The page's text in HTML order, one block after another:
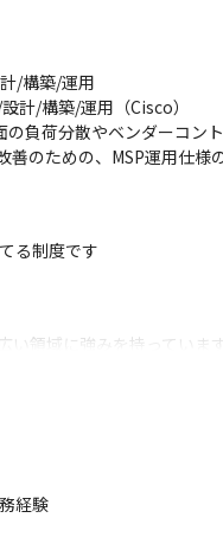
/構築/運用
計/構築/運用（Cisco）
負荷分散やベンダーコン
善のための、MSP運用仕様
る制度です
い領域に強みを持っています
ロジェクトから、スペ
経験